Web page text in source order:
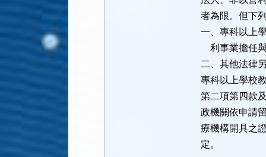
者為限。但下
一、專科以上
利事業擔任
二、其他法律
專科以上學校
第二項第四款
政機關依申請
療機構開具之
定。